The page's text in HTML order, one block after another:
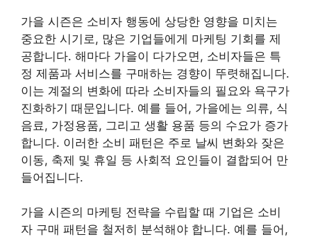
가을 시즌은 소비자 행동에 상당한 영향을 미치는
중요한 시기로, 많은 기업들에게 마케팅 기회를 제
공합니다. 해마다 가을이 다가오면, 소비자들은 특
정 제품과 서비스를 구매하는 경향이 뚜렷해집니다.
이는 계절의 변화에 따라 소비자들의 필요와 욕구가
진화하기 때문입니다. 예를 들어, 가을에는 의류, 식
음료, 가정용품, 그리고 생활 용품 등의 수요가 증가
합니다. 이러한 소비 패턴은 주로 날씨 변화와 잦은
이동, 축제 및 휴일 등 사회적 요인들이 결합되어 만
들어집니다.
가을 시즌의 마케팅 전략을 수립할 때 기업은 소비
자 구매 패턴을 철저히 분석해야 합니다. 예를 들어,